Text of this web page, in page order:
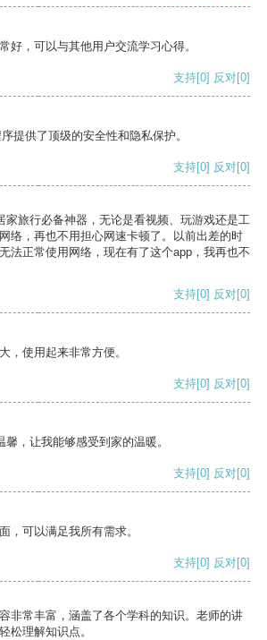
好，可以与其他用户交流学习心得。
支持[0] 反对[0]
提供了顶级的安全性和隐私保护。
支持[0] 反对[0]
家旅行必备神器，无论是看视频、玩游戏还是工
络，再也不用担心网速卡顿了。以前出差的时
法正常使用网络，现在有了这个app，我再也不
支持[0] 反对[0]
，使用起来非常方便。
支持[0] 反对[0]
，让我能够感受到家的温暖。
支持[0] 反对[0]
，可以满足我所有需求。
支持[0] 反对[0]
非常丰富，涵盖了各个学科的知识。老师的讲
松理解知识点。